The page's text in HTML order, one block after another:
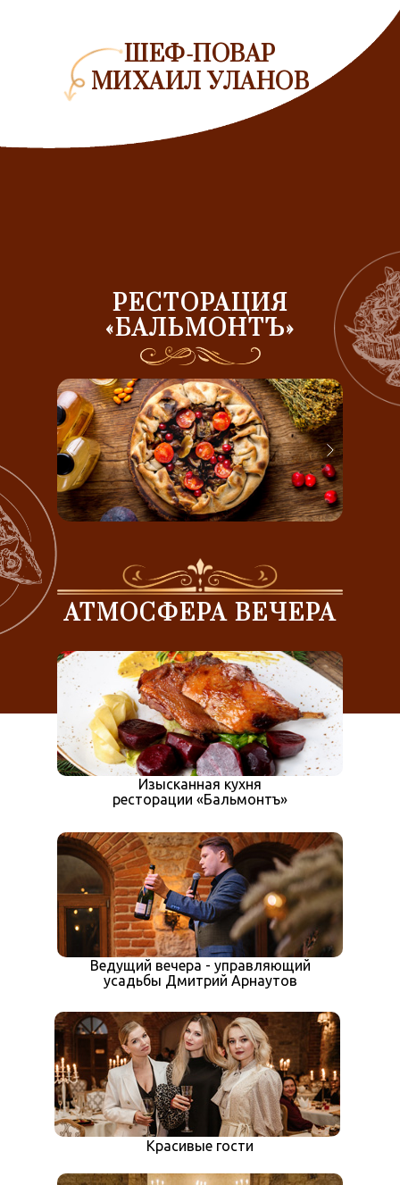
ШЕФ-ПОВАР
МИХАИЛ УЛАНОВ
АТМОСФЕРА ВЕЧЕРА
РЕСТОРАЦИЯ
«БАЛЬМОНТЪ»
Красивые гости
Ведущий вечера - управляющий
усадьбы Дмитрий Арнаутов
Изысканная кухня
ресторации «Бальмонтъ»